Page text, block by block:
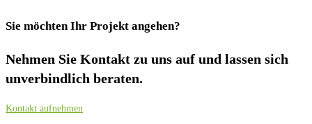
Sie möchten Ihr Projekt angehen?
Nehmen Sie Kontakt zu uns auf und lassen sich
unverbindlich beraten.
Kontakt aufnehmen